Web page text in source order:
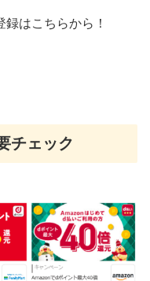
録はこちらから！
チェック